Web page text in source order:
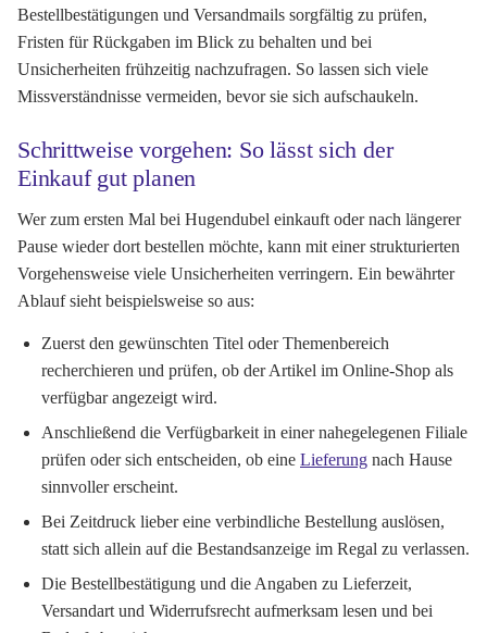
Bestellbestätigungen und Versandmails sorgfältig zu prüfen,
Fristen für Rückgaben im Blick zu behalten und bei
Unsicherheiten frühzeitig nachzufragen. So lassen sich viele
Missverständnisse vermeiden, bevor sie sich aufschaukeln.
Schrittweise vorgehen: So lässt sich der
Einkauf gut planen
Wer zum ersten Mal bei Hugendubel einkauft oder nach längerer
Pause wieder dort bestellen möchte, kann mit einer strukturierten
Vorgehensweise viele Unsicherheiten verringern. Ein bewährter
Ablauf sieht beispielsweise so aus:
Zuerst den gewünschten Titel oder Themenbereich
recherchieren und prüfen, ob der Artikel im Online-Shop als
verfügbar angezeigt wird.
Anschließend die Verfügbarkeit in einer nahegelegenen Filiale
prüfen oder sich entscheiden, ob eine Lieferung nach Hause
sinnvoller erscheint.
Bei Zeitdruck lieber eine verbindliche Bestellung auslösen,
statt sich allein auf die Bestandsanzeige im Regal zu verlassen.
Die Bestellbestätigung und die Angaben zu Lieferzeit,
Versandart und Widerrufsrecht aufmerksam lesen und bei